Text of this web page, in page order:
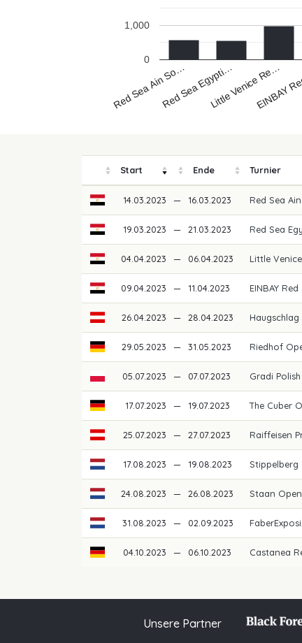
Red Sea Ain So…Red Sea Egypti…Little Venice Re…
EINBAY
0
1,000
Start Ende Turnier
14.03.2023 — 16.03.2023 Red Sea
19.03.2023 — 21.03.2023 Red Sea
04.04.2023 — 06.04.2023 Little
09.04.2023 — 11.04.2023 EINBAY
26.04.2023 — 28.04.2023
29.05.2023 — 31.05.2023 Riedhof
05.07.2023 — 07.07.2023 Gradi
17.07.2023 — 19.07.2023 The Cuber
25.07.2023 — 27.07.2023 Raiffeisen
17.08.2023 — 19.08.2023
24.08.2023 — 26.08.2023 Staan
31.08.2023 — 02.09.2023
04.10.2023 — 06.10.2023 Castanea
Unsere Partner